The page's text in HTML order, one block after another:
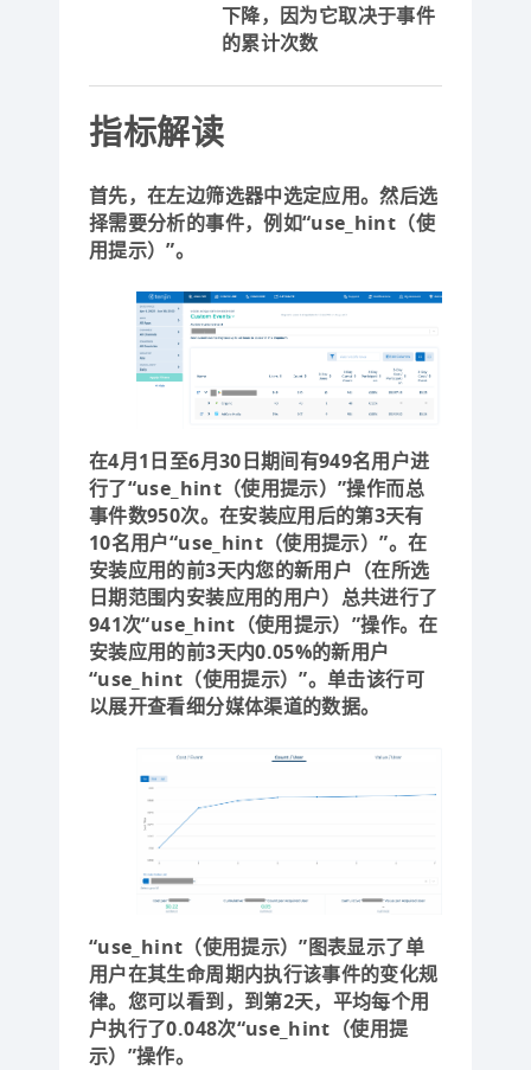
下降，因为它取决于事件
的累计次数
指标解读
首先，在左边筛选器中选定应用。然后选
择需要分析的事件，例如“use_hint（使
用提示）”。
在4月1日至6月30日期间有949名用户进
行了“use_hint（使用提示）”操作而总
事件数950次。在安装应用后的第3天有
10名用户“use_hint（使用提示）”。在
安装应用的前3天内您的新用户（在所选
日期范围内安装应用的用户）总共进行了
941次“use_hint（使用提示）”操作。在
安装应用的前3天内0.05%的新用户
“use_hint（使用提示）”。单击该行可
以展开查看细分媒体渠道的数据。
“use_hint（使用提示）”图表显示了单
用户在其生命周期内执行该事件的变化规
律。您可以看到，到第2天，平均每个用
户执行了0.048次“use_hint（使用提
示）”操作。